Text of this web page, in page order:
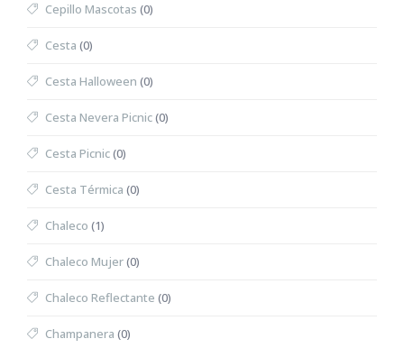
Cepillo Mascotas (0)
Cesta (0)
Cesta Halloween (0)
Cesta Nevera Picnic(0)
Cesta Picnic(0)
Cesta Térmica (0)
Chaleco (1)
Chaleco Mujer(0)
Chaleco Reflectante (0)
Champanera (0)